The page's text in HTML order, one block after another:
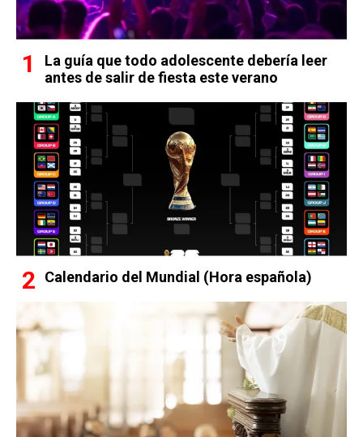
La guía que todo adolescente debería leer
antes de salir de fiesta este verano
Calendario del Mundial (Hora española)